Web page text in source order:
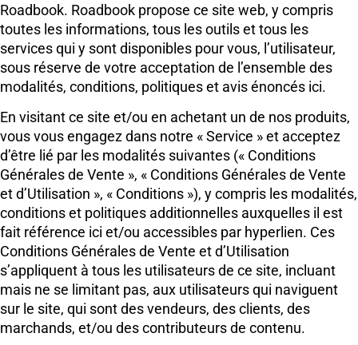
Roadbook. Roadbook propose ce site web, y compris
toutes les informations, tous les outils et tous les
services qui y sont disponibles pour vous, l’utilisateur,
sous réserve de votre acceptation de l’ensemble des
modalités, conditions, politiques et avis énoncés ici.
En visitant ce site et/ou en achetant un de nos produits,
vous vous engagez dans notre « Service » et acceptez
d’être lié par les modalités suivantes (« Conditions
Générales de Vente », « Conditions Générales de Vente
et d’Utilisation », « Conditions »), y compris les modalités,
conditions et politiques additionnelles auxquelles il est
fait référence ici et/ou accessibles par hyperlien. Ces
Conditions Générales de Vente et d’Utilisation
s’appliquent à tous les utilisateurs de ce site, incluant
mais ne se limitant pas, aux utilisateurs qui naviguent
sur le site, qui sont des vendeurs, des clients, des
marchands, et/ou des contributeurs de contenu.